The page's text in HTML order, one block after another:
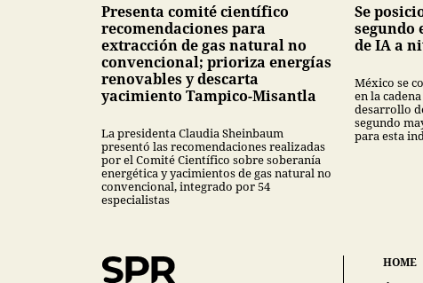
Presenta comité científico
recomendaciones para
extracción de gas natural no
convencional; prioriza energías
renovables y descarta
yacimiento Tampico-Misantla
La presidenta Claudia Sheinbaum
presentó las recomendaciones realizadas
por el Comité Científico sobre soberanía
energética y yacimientos de gas natural no
convencional, integrado por 54
especialistas
Se
segundo
de IA a
México se
en la
desarrollo
segundo
para esta
HOME